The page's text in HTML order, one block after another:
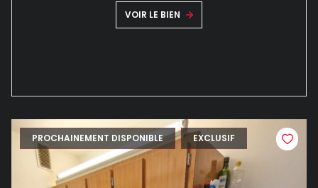
VOIR LE BIEN
PROCHAINEMENT DISPONIBLE EXCLUSIF